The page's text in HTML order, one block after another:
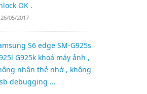
OK .
05/2017
S6 edge SM-G925s
G925k khoá máy ảnh ,
nhận thẻ nhớ , không
debugging ...